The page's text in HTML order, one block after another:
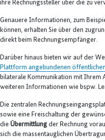
ihre Rechnungssteller über die zu
Genauere Informationen, zum
können, erhalten Sie über den
direkt beim Rechnungsempfänger.
Darüber hinaus bieten wir auf der
Plattform angebundenen
bilaterale Kommunikation mit Ihrem
weiteren Informationen wie bspw.
Die zentralen
sowie eine Freischaltung der
die Übermittlung der Rechnung
sich die massentauglichen